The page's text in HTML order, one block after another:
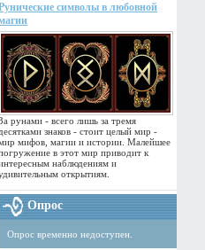
символы в любовной
рунами - всего лишь за тремя
десятками знаков - стоит целый мир -
мифов, магии и истории. Малейшее
в этот мир приводит к
наблюдениям и
открытиям.
Опрос
Опрос временно недоступен.